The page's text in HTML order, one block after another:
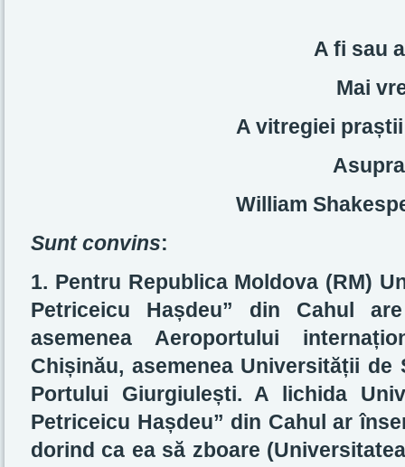
A fi sau
Mai
A vitregiei
William
Sunt convins:
1. Pentru Republica Moldova (RM)
Petriceicu Hașdeu” din Cahul
asemenea Aeroportului
Chișinău, asemenea Universității de
Portului Giurgiulești. A lichida
Petriceicu Hașdeu” din Cahul ar
dorind ca ea să zboare